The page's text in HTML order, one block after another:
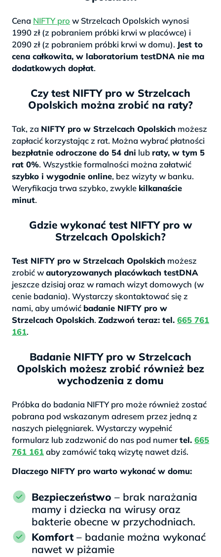
Cena NIFTY pro w Strzelcach Opolskich wynosi
1990 zł (z pobraniem próbki krwi w placówce) i
2090 zł (z pobraniem próbki krwi w domu). Jest to
cena całkowita, w laboratorium testDNA nie ma
dodatkowych dopłat.
Czy test NIFTY pro w Strzelcach
Opolskich można zrobić na raty?
Tak, za NIFTY pro w Strzelcach Opolskich możesz
zapłacić korzystając z rat. Można wybrać płatności
bezpłatnie odroczone do 54 dni lub raty, w tym 5
rat 0%. Wszystkie formalności można załatwić
szybko i wygodnie online, bez wizyty w banku.
Weryfikacja trwa szybko, zwykle kilkanaście
minut.
Gdzie wykonać test NIFTY pro w
Strzelcach Opolskich?
Test NIFTY pro w Strzelcach Opolskich możesz
zrobić wautoryzowanych placówkach testDNA
jeszcze dzisiaj oraz w ramach wizyt domowych (w
cenie badania). Wystarczy skontaktować się z
nami, aby umówić badanie NIFTY pro w
Strzelcach Opolskich. Zadzwoń teraz: tel. 665 761
161.
Badanie NIFTY pro w Strzelcach
Opolskich możesz zrobić również bez
wychodzenia z domu
Próbka do badania NIFTY pro może również zostać
pobrana pod wskazanym adresem przez jedną z
naszych pielęgniarek. Wystarczy wypełnić
formularz lub zadzwonić do nas pod numertel. 665
761 161aby zamówić taką wizytę nawet dziś.
Dlaczego NIFTY pro warto wykonać w domu:
Bezpieczeństwo – brak narażania
mamy i dziecka na wirusy oraz
bakterie obecne w przychodniach.
Komfort – badanie można wykonać
nawet w piżamie